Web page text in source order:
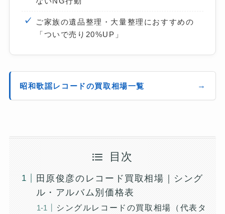
ご家族の遺品整理・大量整理におすすめの
「ついで売り20%UP」
昭和歌謡レコードの買取相場一覧
目次
田原俊彦のレコード買取相場｜シング
ル・アルバム別価格表
シングルレコードの買取相場（代表タ